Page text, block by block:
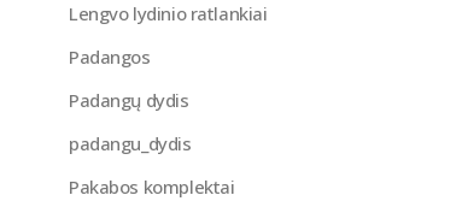
Lengvo lydinio ratlankiai
Padangos
Padangų dydis
padangu_dydis
Pakabos komplektai